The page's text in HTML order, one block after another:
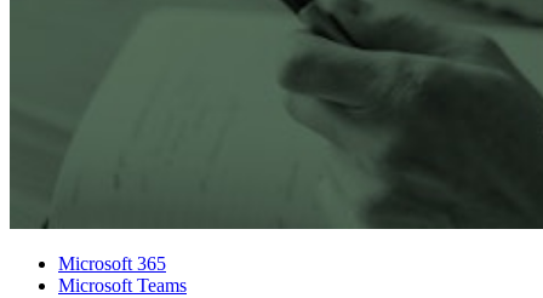
Microsoft 365
Microsoft Teams